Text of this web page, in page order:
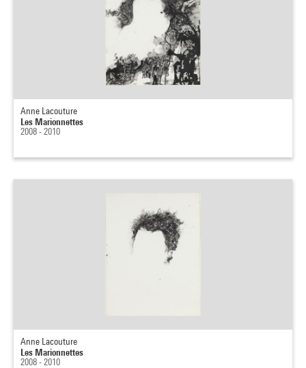
Anne Lacouture
Les Marionnettes
2008 - 2010
Anne Lacouture
Les Marionnettes
2008 - 2010